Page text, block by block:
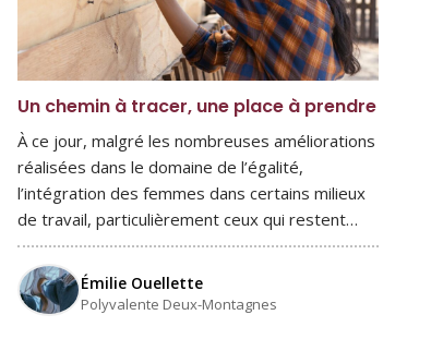
Un chemin à tracer, une place à prendre
À ce jour, malgré les nombreuses améliorations
réalisées dans le domaine de l’égalité,
l’intégration des femmes dans certains milieux
de travail, particulièrement ceux qui restent…
Émilie Ouellette
Polyvalente Deux-Montagnes